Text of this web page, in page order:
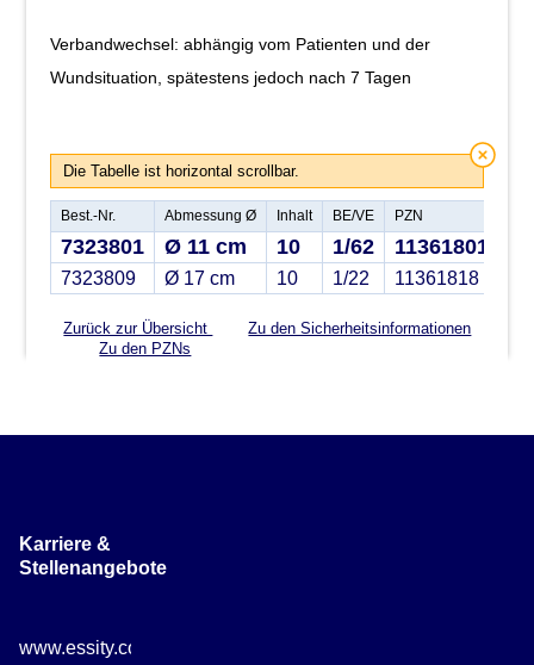
Verbandwechsel: abhängig vom Patienten und der
Wundsituation, spätestens jedoch nach 7 Tagen
Die Tabelle ist horizontal scrollbar.
Best.-Nr. Abmessung Ø Inhalt BE/VE PZN
7323801 Ø 11 cm 10 1/62 11361801
7323809 Ø 17 cm 10 1/22 11361818
Zurück zur Übersicht
Zu den Sicherheitsinformationen
Zu den PZNs
Karriere &
Stellenangebote
www.essity.com/careers